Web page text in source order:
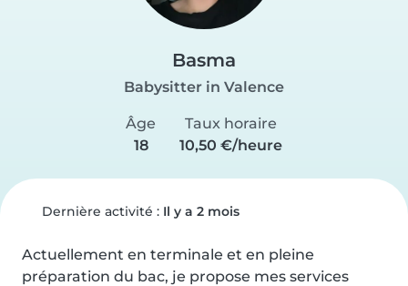
Basma
Babysitter in Valence
Âge
18
Taux horaire
10,50 €/heure
Dernière activité : Il y a 2 mois
Actuellement en terminale et en pleine
préparation du bac, je propose mes services